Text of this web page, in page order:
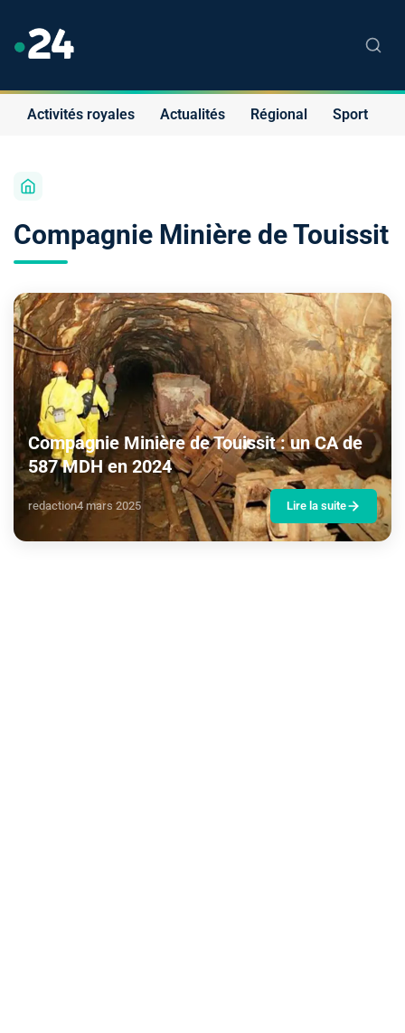
Activités royales Actualités Régional Sport
Compagnie Minière de Touissit
Compagnie Minière de Touissit : un CA de
587 MDH en 2024
redaction4 mars 2025 Lire la suite